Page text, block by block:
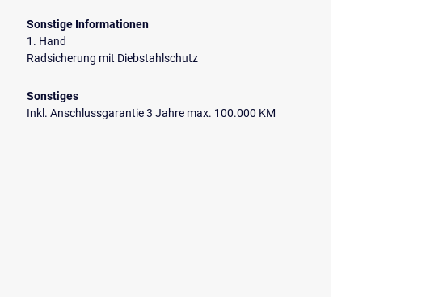
Sonstige Informationen
1. Hand
Radsicherung mit Diebstahlschutz
Sonstiges
Inkl. Anschlussgarantie 3 Jahre max. 100.000 KM